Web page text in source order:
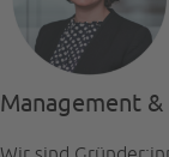
Management